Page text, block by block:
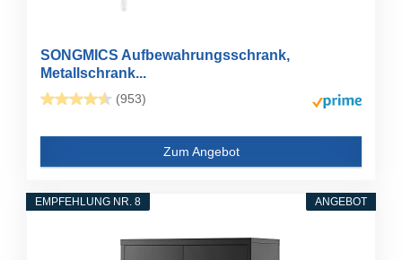
SONGMICS Aufbewahrungsschrank,
Metallschrank...
(953)
Zum Angebot
ANGEBOT
EMPFEHLUNG NR. 8